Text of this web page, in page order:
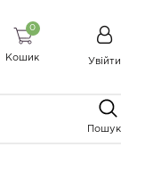
0
Кошик Увійти
Пошук